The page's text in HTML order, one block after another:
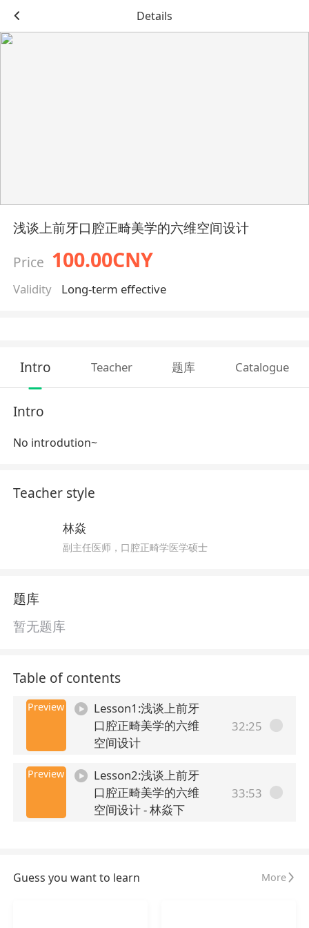
Details
浅谈上前牙口腔正畸美学的六维空间设计
Price 100.00CNY
Validity Long-term effective
Intro Teacher 题库 Catalogue
Intro
No introdution~
Teacher style
林焱
副主任医师，口腔正畸学医学硕士
题库
暂无题库
Table of contents
Preview
Lesson1:浅谈上前牙
口腔正畸美学的六维
空间设计
32:25
Preview
Lesson2:浅谈上前牙
口腔正畸美学的六维
空间设计 - 林焱下
33:53
Guess you want to learn More